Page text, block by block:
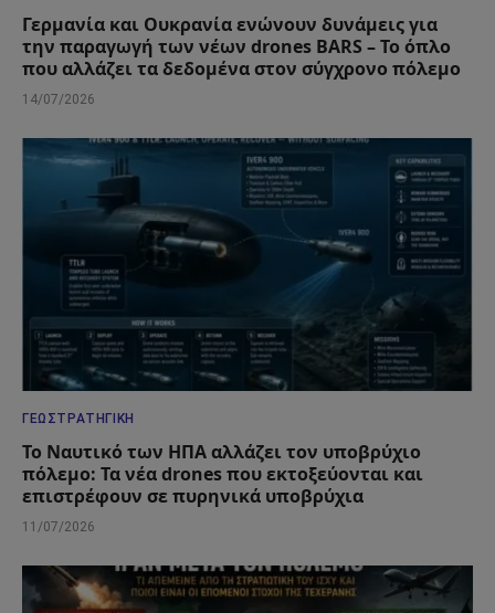
Γερμανία και Ουκρανία ενώνουν δυνάμεις για
την παραγωγή των νέων drones BARS – Το όπλο
που αλλάζει τα δεδομένα στον σύγχρονο πόλεμο
14/07/2026
ΓΕΩΣΤΡΑΤΗΓΙΚΉ
Το Ναυτικό των ΗΠΑ αλλάζει τον υποβρύχιο
πόλεμο: Τα νέα drones που εκτοξεύονται και
επιστρέφουν σε πυρηνικά υποβρύχια
11/07/2026